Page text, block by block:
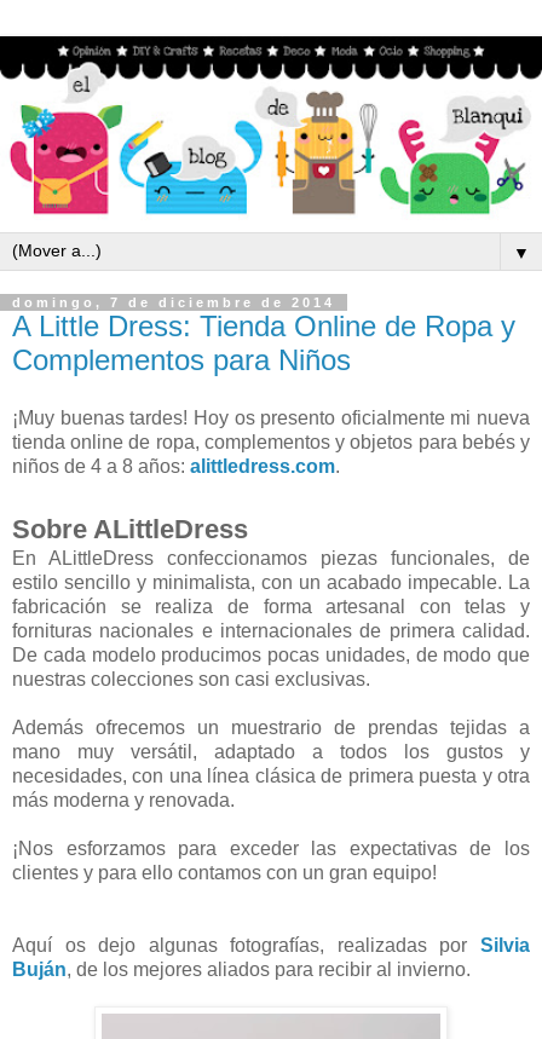
▼
domingo, 7 de diciembre de 2014
A Little Dress: Tienda Online de Ropa y
Complementos para Niños
¡Muy buenas tardes! Hoy os presento oficialmente mi nueva
tienda online de ropa, complementos y objetos para bebés y
niños de 4 a 8 años: alittledress.com.
Sobre ALittleDress
En ALittleDress confeccionamos piezas funcionales, de
estilo sencillo y minimalista, con un acabado impecable. La
fabricación se realiza de forma artesanal con telas y
fornituras nacionales e internacionales de primera calidad.
De cada modelo producimos pocas unidades, de modo que
nuestras colecciones son casi exclusivas.
Además ofrecemos un muestrario de prendas tejidas a
mano muy versátil, adaptado a todos los gustos y
necesidades, con una línea clásica de primera puesta y otra
más moderna y renovada.
¡Nos esforzamos para exceder las expectativas de los
clientes y para ello contamos con un gran equipo!
Aquí os dejo algunas fotografías, realizadas por Silvia
Buján, de los mejores aliados para recibir al invierno.